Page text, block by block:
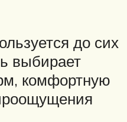
до сих
выбирает
комфортную